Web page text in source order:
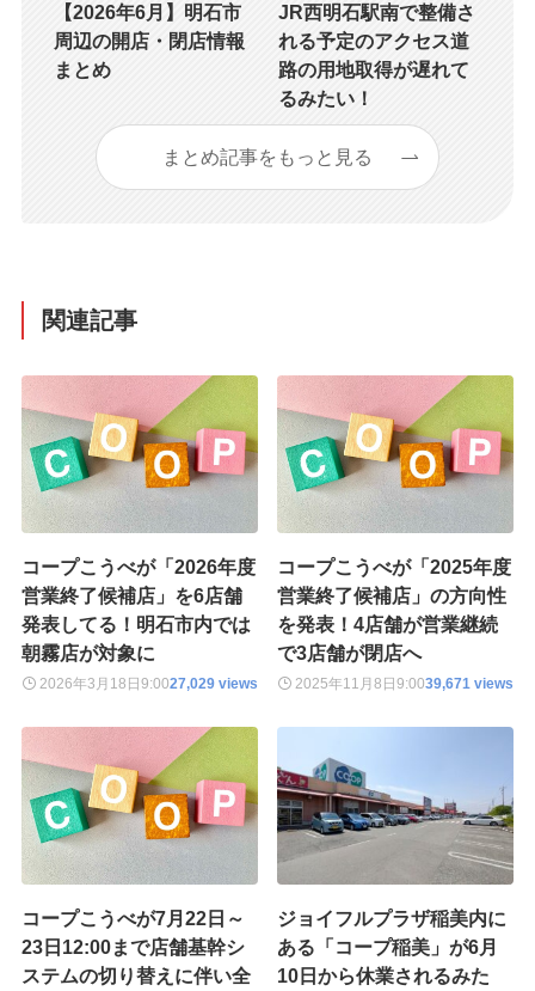
【2026年6月】明石市
周辺の開店・閉店情報
まとめ
JR西明石駅南で整備さ
れる予定のアクセス道
路の用地取得が遅れて
るみたい！
まとめ記事をもっと見る
関連記事
コープこうべが「2026年度
営業終了候補店」を6店舗
発表してる！明石市内では
朝霧店が対象に
2026年3月18日9:0027,029 views
コープこうべが「2025年度
営業終了候補店」の方向性
を発表！4店舗が営業継続
で3店舗が閉店へ
2025年11月8日9:0039,671 views
コープこうべが7月22日～
23日12:00まで店舗基幹シ
ステムの切り替えに伴い全
ジョイフルプラザ稲美内に
ある「コープ稲美」が6月
10日から休業されるみた